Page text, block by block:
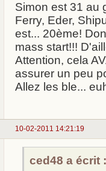
Simon est 31 au
Ferry, Eder,
est... 20ème!
mass start!!!
Attention, cela
assurer un peu
Allez les ble...
10-02-2011 14:21:19
ced48 a écrit :